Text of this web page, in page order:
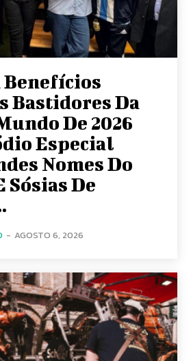
Benefícios
Bastidores Da
De 2026
Especial
Nomes Do
Sósias De
- AGOSTO 6, 2026